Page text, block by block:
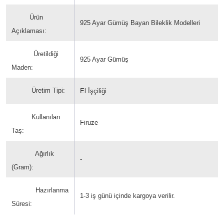
Ürün
Açıklaması:
925 Ayar Gümüş Bayan Bileklik Modelleri
Üretildiği
Maden:
925 Ayar Gümüş
Üretim Tipi: El İşçiliği
Kullanılan
Taş:
Firuze
Ağırlık
(Gram):
-
Hazırlanma
Süresi:
1-3 iş günü içinde kargoya verilir.